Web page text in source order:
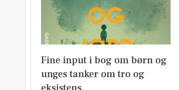
Fine input i bog om børn og
unges tanker om tro og